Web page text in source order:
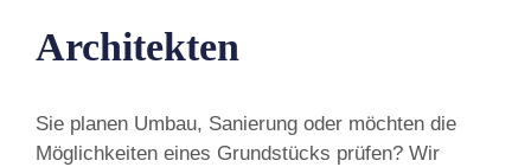
Architekten
Sie planen Umbau, Sanierung oder möchten die
Möglichkeiten eines Grundstücks prüfen? Wir